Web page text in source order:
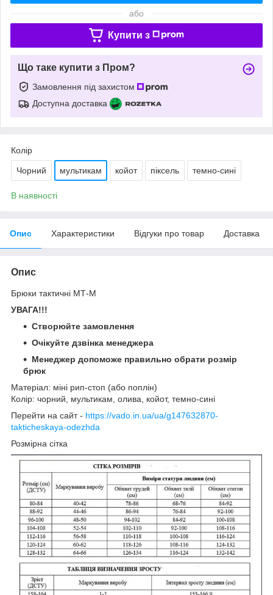
або
Купити з
Що таке купити з Пром?
Замовлення під захистом
Доступна доставка
Колір
Чорний мультикам койот піксель темно-сині
В наявності
Опис Характеристики Відгуки про товар Доставка
Опис
Брюки тактичні МТ-М
УВАГА!!!
Створюйте замовлення
Очікуйте дзвінка менеджера
Менеджер допоможе правильно обрати розмір
брюк
Матеріал: міні рип-стоп (або поплін)
Колір: чорний, мультикам, олива, койот, темно-сині
Перейти на сайт - https://vado.in.ua/ua/g147632870-
takticheskaya-odezhda
Розмірна сітка